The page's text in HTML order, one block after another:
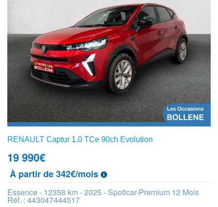
RENAULT Captur 1.0 TCe 90ch Evolution
19 990€
À partir de 342€/mois
Essence - 12358 km - 2025 - Spoticar-Premium 12 Mois
Réf. : 443047444517